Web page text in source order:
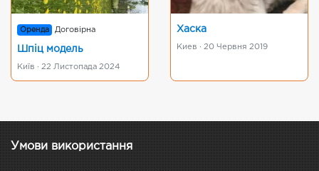
Оренда Договірна
Шпіц модель
Київ · 22 Листопада 2024
Хаска
Киев · 20 Червня 2019
Умови використання